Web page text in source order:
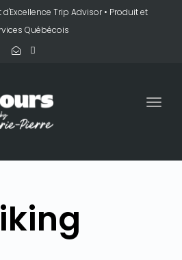
Trip Advisor • Produit et
Québécois